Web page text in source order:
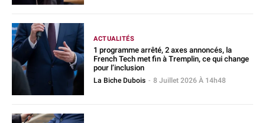
ACTUALITÉS
1 programme arrêté, 2 axes annoncés, la
French Tech met fin à Tremplin, ce qui change
pour l’inclusion
La Biche Dubois - 8 Juillet 2026 À 14h48